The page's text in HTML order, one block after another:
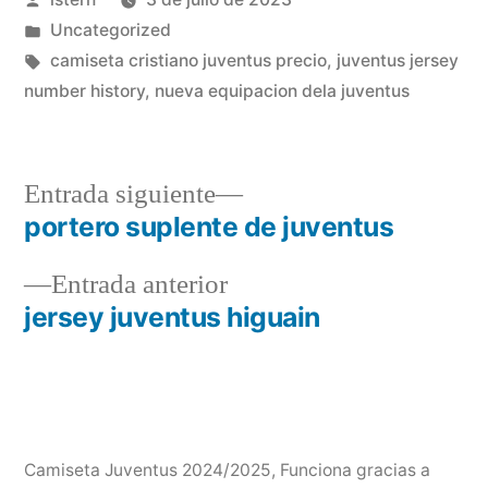
por
Publicado
en
Uncategorized
Etiquetas:
camiseta cristiano juventus precio, juventus jersey
number history, nueva equipacion dela juventus
Navegación
de
entradas
Entrada anteriorEntrada
anterior:
jersey juventus higuain
Entrada siguiente
Entrada
siguiente:
portero suplente de juventus
Camiseta Juventus 2024/2025, Funciona gracias a